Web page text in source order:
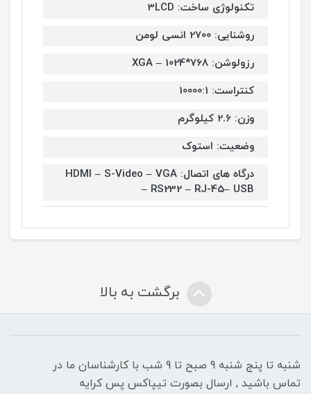
تکنولوژی ساخت: 3LCD
روشنایی: 2700 انسی لومن
رزولوشن: XGA – 1024*768
کنتراست: 10000:1
وزن: 2.6 کیلوگرم
وضعیت: استوک
درگاه های اتصال: HDMI – S-Video – VGA
– RS232 – RJ-45– USB
برگشت به بالا
شنبه تا پنج شنبه 9 صبح تا 9 شب با کارشناسان ما در
تماس باشید , ارسال بصورت تیپاکس پس کرایه